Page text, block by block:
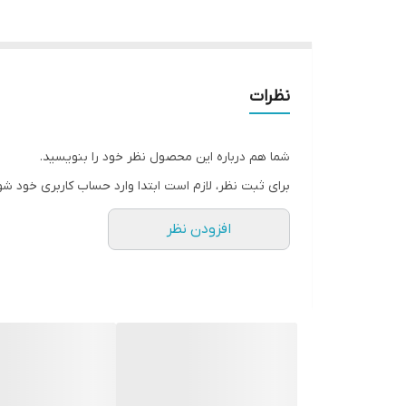
نظرات
شما هم درباره این محصول نظر خود را بنویسید.
برای ثبت نظر، لازم است ابتدا وارد حساب کاربری خود
افزودن نظر